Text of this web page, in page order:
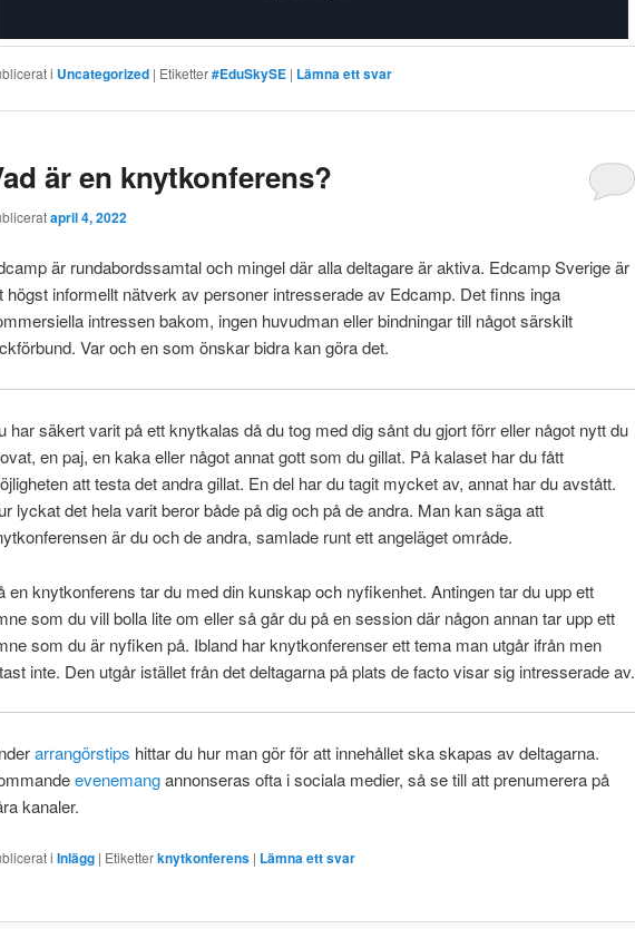
i Uncategorized | Etiketter#EduSkySE | Lämna ett svar
är en knytkonferens?
april 4, 2022
är rundabordssamtal och mingel där alla deltagare är aktiva. Edcamp Sverige är
högst informellt nätverk av personer intresserade av Edcamp. Det finns inga
intressen bakom, ingen huvudman eller bindningar till något särskilt
Var och en som önskar bidra kan göra det.
har säkert varit på ett knytkalas då du tog med dig sånt du gjort förr eller något nytt du
en paj, en kaka eller något annat gott som du gillat. På kalaset har du fått
att testa det andra gillat. En del har du tagit mycket av, annat har du avstått.
lyckat det hela varit beror både på dig och på de andra. Man kan säga att
är du och de andra, samlade runt ett angeläget område.
en knytkonferens tar du med din kunskap och nyfikenhet. Antingen tar du upp ett
som du vill bolla lite om eller så går du på en session där någon annan tar upp ett
som du är nyfiken på. Ibland har knytkonferenser ett tema man utgår ifrån men
inte. Den utgår istället från det deltagarna på plats de facto visar sig intresserade av.
arrangörstips hittar du hur man gör för att innehållet ska skapas av deltagarna.
evenemangannonseras ofta i sociala medier, så se till att prenumerera på
kanaler.
i Inlägg | Etiketterknytkonferens | Lämna ett svar